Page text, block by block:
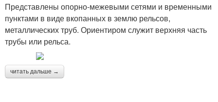
Представлены опорно-межевыми сетями и временными
пунктами в виде вкопанных в землю рельсов,
металлических труб. Ориентиром служит верхняя часть
трубы или рельса.
читать дальше →